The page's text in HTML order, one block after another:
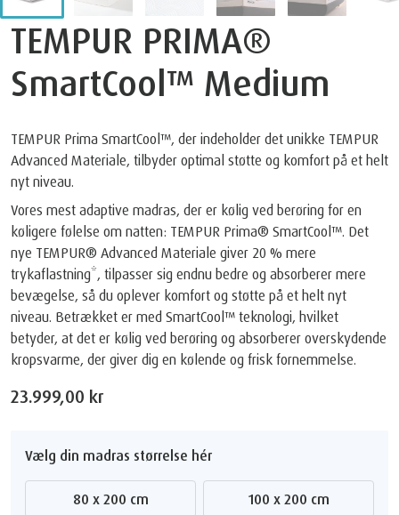
TEMPUR PRIMA®
SmartCool™ Medium
TEMPUR Prima SmartCool™, der indeholder det unikke TEMPUR
Advanced Materiale, tilbyder optimal støtte og komfort på et helt
nyt niveau.
Vores mest adaptive madras, der er kølig ved berøring for en
køligere følelse om natten: TEMPUR Prima® SmartCool™. Det
nye TEMPUR® Advanced Materiale giver 20 % mere
trykaflastning*, tilpasser sig endnu bedre og absorberer mere
bevægelse, så du oplever komfort og støtte på et helt nyt
niveau. Betrækket er med SmartCool™ teknologi, hvilket
betyder, at det er kølig ved berøring og absorberer overskydende
kropsvarme, der giver dig en kølende og frisk fornemmelse.
23.999,00 kr
Vælg din madras størrelse hér
80 x 200 cm 100 x 200 cm